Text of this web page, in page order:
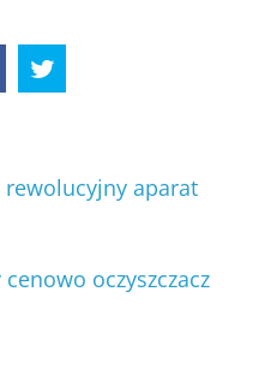
aparat
oczyszczacz